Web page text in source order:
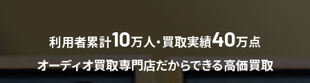
利用者累計10万人・買取実績40万点
オーディオ買取専門店だからできる高価買取